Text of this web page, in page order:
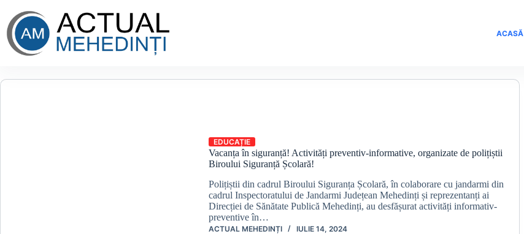
conținut
ACASĂ
EDUCAȚIE
Vacanța în siguranță! Activități preventiv-informative, organizate de polițiștii
Biroului Siguranță Școlară!
Polițiștii din cadrul Biroului Siguranța Școlară, în colaborare cu jandarmi din
cadrul Inspectoratului de Jandarmi Județean Mehedinți și reprezentanți ai
Direcției de Sănătate Publică Mehedinți, au desfășurat activități informativ-
preventive în…
ACTUAL MEHEDINȚI IULIE 14, 2024